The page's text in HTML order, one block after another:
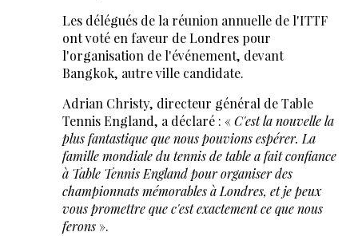
Les délégués de la réunion annuelle de l'ITTF
ont voté en faveur de Londres pour
l'organisation de l'événement, devant
Bangkok, autre ville candidate.
Adrian Christy, directeur général de Table
Tennis England, a déclaré : «C'est la nouvelle la
plus fantastique que nous pouvions espérer. La
famille mondiale du tennis de table a fait confiance
à Table Tennis England pour organiser des
championnats mémorables à Londres, et je peux
vous promettre que c'est exactement ce que nous
ferons».